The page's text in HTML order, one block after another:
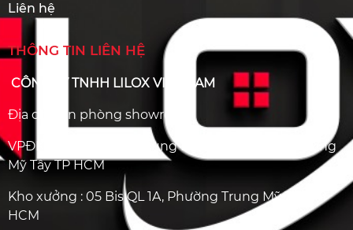
Liên hệ
THÔNG TIN LIÊN HỆ
CÔNG TY TNHH LILOX VIỆT NAM
Địa chỉ văn phòng showroom
VPĐK : Số 75 Đường Trung Mỹ Tây 12, Phường Trung
Mỹ Tây TP HCM
Kho xưởng : 05 Bis QL 1A, Phường Trung Mỹ Tây, TP
HCM